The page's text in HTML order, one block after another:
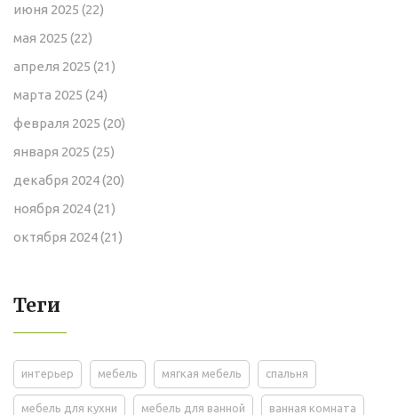
июня 2025 (22)
мая 2025 (22)
апреля 2025 (21)
марта 2025 (24)
февраля 2025 (20)
января 2025 (25)
декабря 2024(20)
ноября 2024(21)
октября 2024(21)
Теги
интерьер мебель мягкая мебель спальня
мебель для кухни мебель для ванной ванная комната